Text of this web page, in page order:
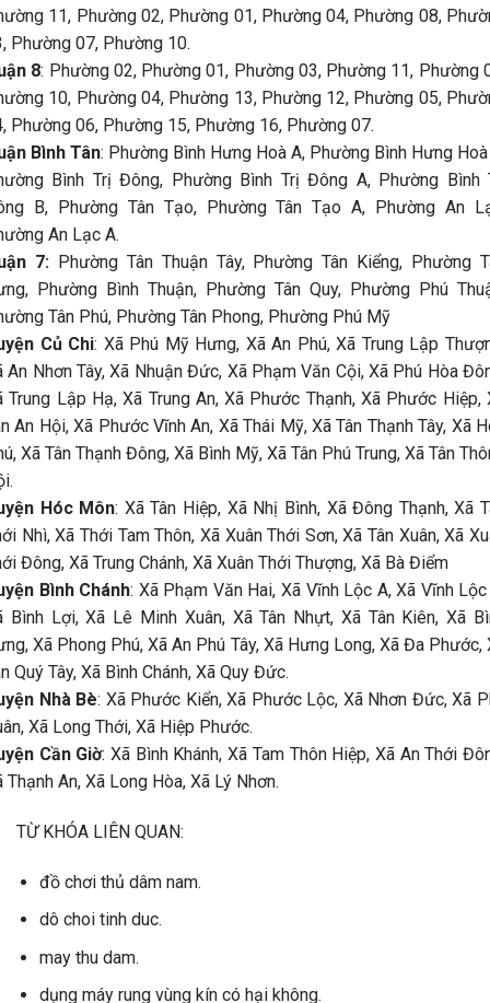
11, Phường 02, Phường 01, Phường 04, Phường 08,
Phường 07, Phường 10.
8: Phường 02, Phường 01, Phường 03, Phường 11, Phường
10, Phường 04, Phường 13, Phường 12, Phường 05,
Phường 06, Phường 15, Phường 16, Phường 07.
Bình Tân: Phường Bình Hưng Hoà A, Phường Bình Hưng Hoà
Bình Trị Đông, Phường Bình Trị Đông A, Phường Bình
B, Phường Tân Tạo, Phường Tân Tạo A, Phường An
An Lạc A.
7:Phường Tân Thuận Tây, Phường Tân Kiểng, Phường
Phường Bình Thuận, Phường Tân Quy, Phường Phú
Tân Phú, Phường Tân Phong, Phường Phú Mỹ
Củ Chi: Xã Phú Mỹ Hưng, Xã An Phú, Xã Trung Lập
An Nhơn Tây, Xã Nhuận Đức, Xã Phạm Văn Cội, Xã Phú Hòa
Trung Lập Hạ, Xã Trung An, Xã Phước Thạnh, Xã Phước Hiệp,
An Hội, Xã Phước Vĩnh An, Xã Thái Mỹ, Xã Tân Thạnh Tây, Xã
Xã Tân Thạnh Đông, Xã Bình Mỹ, Xã Tân Phú Trung, Xã Tân
Hóc Môn: Xã Tân Hiệp, Xã Nhị Bình, Xã Đông Thạnh, Xã
Nhì, Xã Thới Tam Thôn, Xã Xuân Thới Sơn, Xã Tân Xuân, Xã
Đông, Xã Trung Chánh, Xã Xuân Thới Thượng, Xã Bà Điểm
Bình Chánh: Xã Phạm Văn Hai, Xã Vĩnh Lộc A, Xã Vĩnh Lộc
Bình Lợi, Xã Lê Minh Xuân, Xã Tân Nhựt, Xã Tân Kiên, Xã
Xã Phong Phú, Xã An Phú Tây, Xã Hưng Long, Xã Đa Phước,
Quý Tây, Xã Bình Chánh, Xã Quy Đức.
Nhà Bè: Xã Phước Kiển, Xã Phước Lộc, Xã Nhơn Đức, Xã
Xã Long Thới, Xã Hiệp Phước.
Cần Giờ: Xã Bình Khánh, Xã Tam Thôn Hiệp, Xã An Thới
Thạnh An, Xã Long Hòa, Xã Lý Nhơn.
TỪ KHÓA LIÊN QUAN:
đồ chơi thủ dâm nam.
dô choi tinh duc.
may thu dam.
dụng máy rung vùng kín có hại không.